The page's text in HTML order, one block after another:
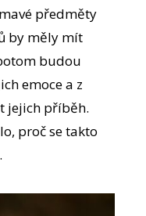
předměty
by měly mít
budou
emoce a z
jejich příběh.
proč se takto